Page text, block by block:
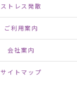
ストレス発散
ご利用案内
会社案内
サイトマップ